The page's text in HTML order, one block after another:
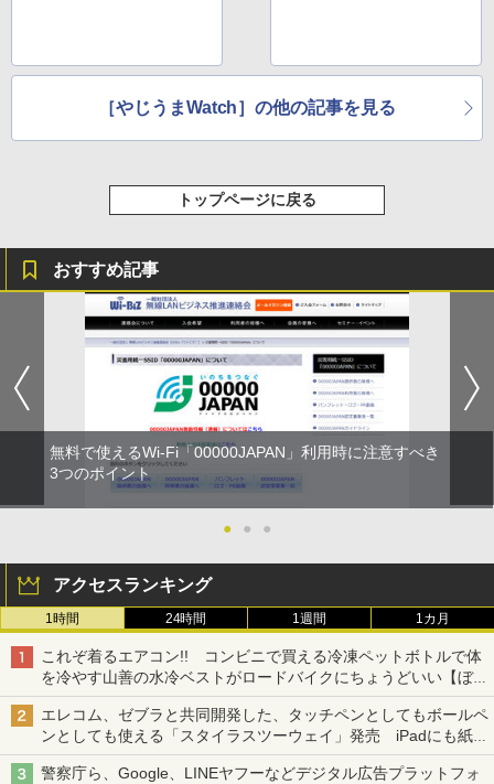
［やじうまWatch］の他の記事を見る
トップページに戻る
おすすめ記事
無料で使えるWi-Fi「00000JAPAN」利用時に注意すべき
3つのポイント
● ● ●
アクセスランキング
1時間 24時間 1週間 1カ月
これぞ着るエアコン!! コンビニで買える冷凍ペットボトルで体
を冷やす山善の水冷ベストがロードバイクにちょうどいい【ぼっ
ち・ざ・ろーど！その14】【空いた時間でなにしてる？】
エレコム、ゼブラと共同開発した、タッチペンとしてもボールペ
ンとしても使える「スタイラスツーウェイ」発売 iPadにも紙に
も、持ち替えずに書き込める
警察庁ら、Google、LINEヤフーなどデジタル広告プラットフォ